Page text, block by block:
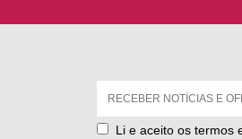
Li e aceito os termos